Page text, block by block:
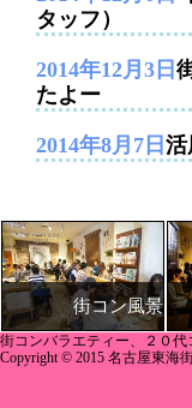
タッフ）
2014年12月3日
たよー
2014年8月7日 活
街コン風景
街コンバラエティー、２０
Copyright © 2015 名古屋東海